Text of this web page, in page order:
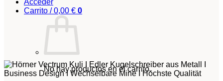
Acceder
Carrito /0,00 € 0
No hay productos en el carrito.